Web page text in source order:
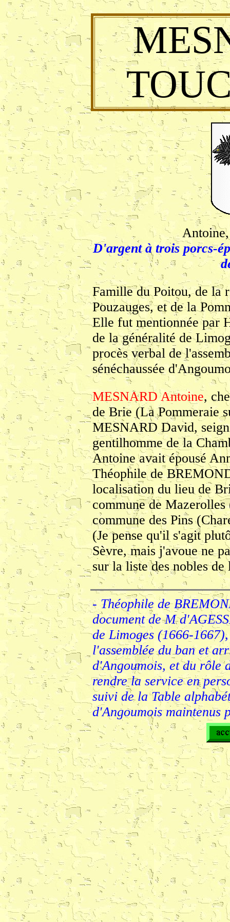
D'argent à trois porcs-
Famille du Poitou, de la
Pouzauges, et de la
Elle fut mentionnée par
de la généralité de
procès verbal de
sénéchaussée
MESNARD Antoine,
de Brie (La Pommeraie
MESNARD David,
gentilhomme de la
Antoine avait épousé
Théophile de
localisation du lieu de
commune de
commune des Pins
(Je pense qu'il s'agit
Sèvre, mais j'avoue ne
sur la liste des nobles
- Théophile de
document de M
de Limoges (1666-
l'assemblée du ban et
d'Angoumois, et du rôle
rendre la service en
suivi de la Table
d'Angoumois maintenus